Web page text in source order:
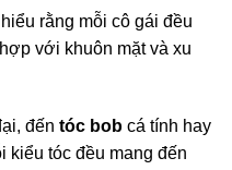
rằng mỗi cô gái đều
với khuôn mặt và xu
đến tóc bob cá tính hay
kiểu tóc đều mang đến